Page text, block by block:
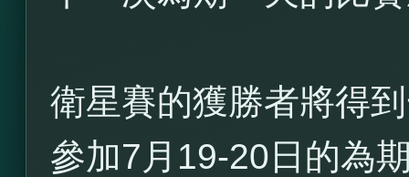
衛星賽的獲勝者將得
參加7月19-20日的為